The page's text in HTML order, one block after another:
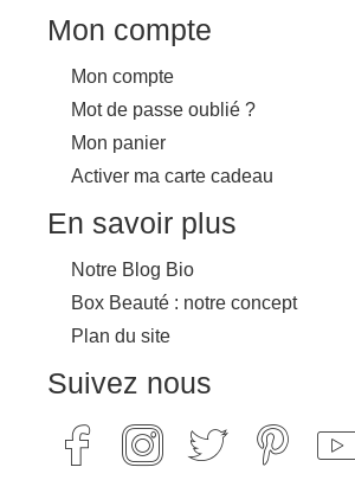
Mon compte
Mon compte
Mot de passe oublié ?
Mon panier
Activer ma carte cadeau
En savoir plus
Notre Blog Bio
Box Beauté : notre concept
Plan du site
Suivez nous